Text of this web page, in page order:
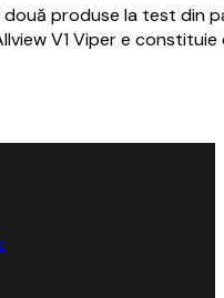
produse la test din
V1 Viper e